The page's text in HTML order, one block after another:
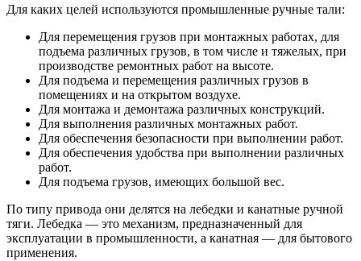
Для каких целей используются промышленные ручные тали:
Для перемещения грузов при монтажных работах, для
подъема различных грузов, в том числе и тяжелых, при
производстве ремонтных работ на высоте.
Для подъема и перемещения различных грузов в
помещениях и на открытом воздухе.
Для монтажа и демонтажа различных конструкций.
Для выполнения различных монтажных работ.
Для обеспечения безопасности при выполнении работ.
Для обеспечения удобства при выполнении различных
работ.
Для подъема грузов, имеющих большой вес.
По типу привода они делятся на лебедки и канатные ручной
тяги. Лебедка — это механизм, предназначенный для
эксплуатации в промышленности, а канатная — для бытового
применения.